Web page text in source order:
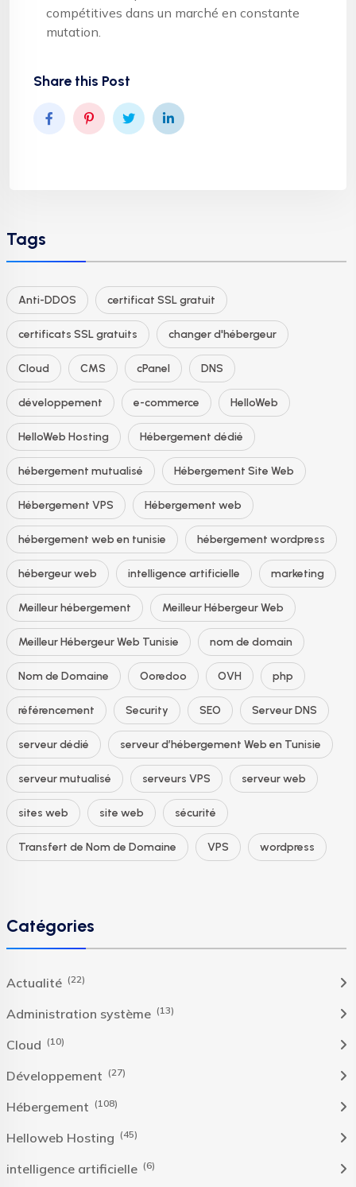
compétitives dans un marché en constante
mutation.
Share this Post
Tags
Anti-DDOS certificat SSL gratuit
certificats SSL gratuits changer d'hébergeur
Cloud CMS cPanel DNS
développement e-commerce HelloWeb
HelloWeb Hosting Hébergement dédié
hébergement mutualisé Hébergement Site Web
Hébergement VPS Hébergement web
hébergement web en tunisie hébergement wordpress
hébergeur web intelligence artificielle marketing
Meilleur hébergement Meilleur Hébergeur Web
Meilleur Hébergeur Web Tunisie nom de domain
Nom de Domaine Ooredoo OVH php
référencement Security SEO Serveur DNS
serveur dédié serveur d’hébergement Web en Tunisie
serveur mutualisé serveurs VPS serveur web
sites web site web sécurité
Transfert de Nom de Domaine VPS wordpress
Catégories
Actualité (22)
Administration système (13)
Cloud (10)
Développement (27)
Hébergement (108)
Helloweb Hosting (45)
intelligence artificielle (6)